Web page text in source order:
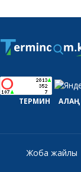
ТЕРМИН АЛАҢ
Жоба жайлы